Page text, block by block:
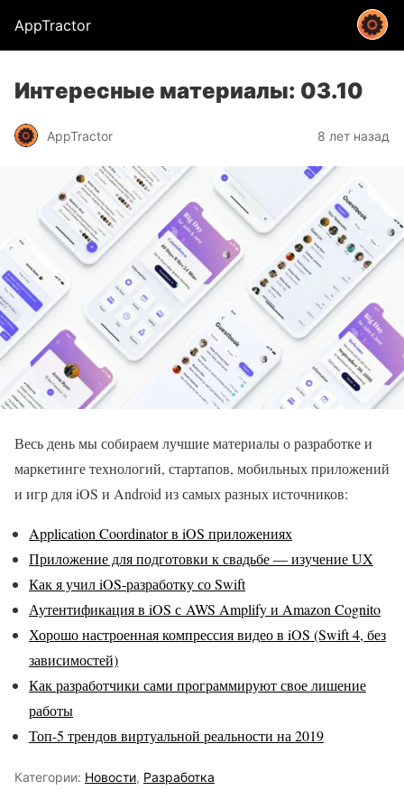
AppTractor
Интересные материалы: 03.10
AppTractor 8 лет назад
Весь день мы собираем лучшие материалы о разработке и
маркетинге технологий, стартапов, мобильных приложений
и игр для iOS и Android из самых разных источников:
Application Coordinator в iOS приложениях
Приложение для подготовки к свадьбе — изучение UX
Как я учил iOS-разработку со Swift
Аутентификация в iOS с AWS Amplify и Amazon Cognito
Хорошо настроенная компрессия видео в iOS (Swift 4, без
зависимостей)
Как разработчики сами программируют свое лишение
работы
Топ-5 трендов виртуальной реальности на 2019
Категории: Новости, Разработка